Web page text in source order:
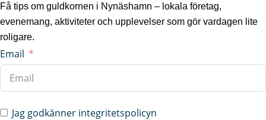
Få tips om guldkornen i Nynäshamn – lokala företag,
evenemang, aktiviteter och upplevelser som gör vardagen lite
roligare.
Email
Jag godkänner integritetspolicyn